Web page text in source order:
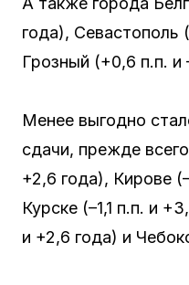
года), Севастополь
Грозный (+0,6 п.п. и
Менее выгодно
сдачи, прежде
+2,6 года), Кирове
Курске (–1,1 п.п. и
и +2,6 года) и